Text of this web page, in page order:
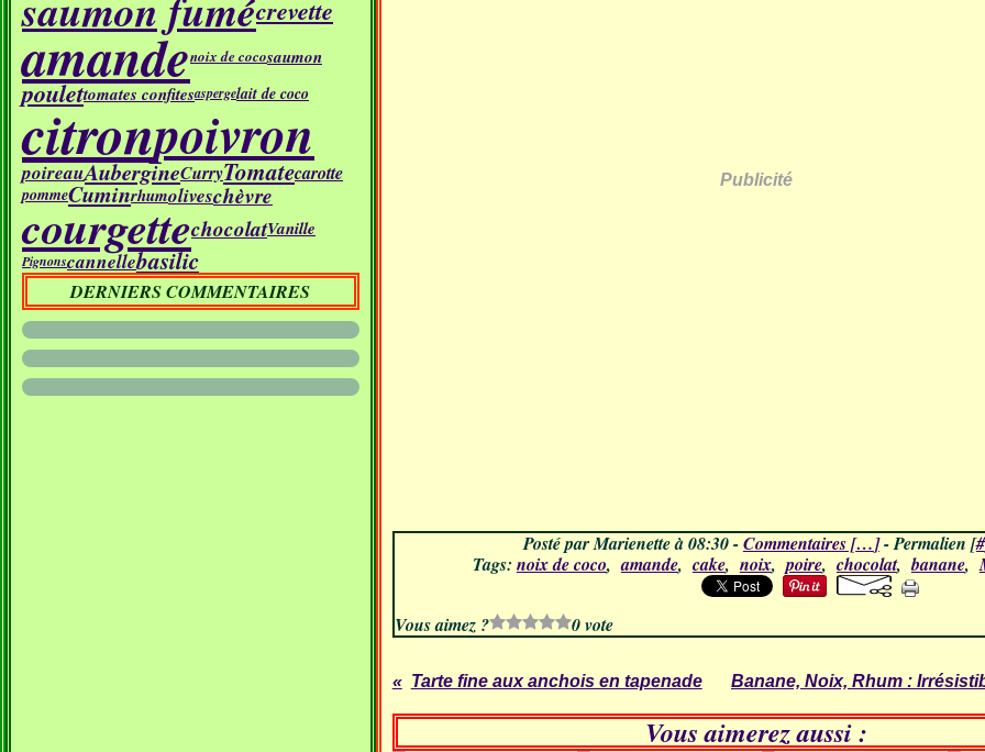
crevette
amandenoix de cocosaumon
poulettomates confitesaspergelait de coco
citronpoivron
poireauAubergineCurryTomatecarotte
pommeCuminrhumoliveschèvre
courgettechocolatVanille
Pignonscannellebasilic
DERNIERS COMMENTAIRES
Publicité
Posté par Marienette à 08:30 -Commentaires […]- Permalien [#
Tags: noix de coco,amande, cake, noix,poire, chocolat,banane,
Vous aimez ? 0 vote
Tarte fine aux anchois en tapenade Banane, Noix, Rhum :
Vous aimerez aussi :